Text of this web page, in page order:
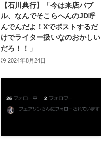
【石川典行】「今は来店バブ
ル、なんでそこらへんのJD呼
んでんだよ！Xでポストするだ
けでライター扱いなのおかしい
だろ！！」
2024年8月24日